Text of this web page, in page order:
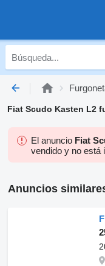
Fiat Scudo Kasten L2
El anuncio Fiat
vendido y no está
Anuncios